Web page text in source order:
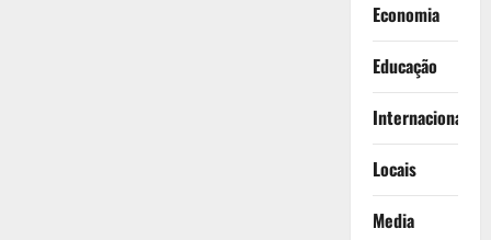
Economia
Educação
Internacionais
Locais
Media